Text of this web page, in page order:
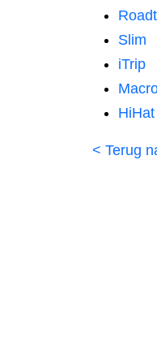
Slim
iTrip
HiHat
< Terug